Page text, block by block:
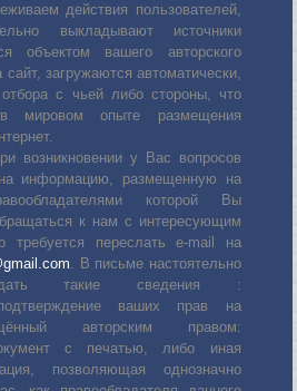
действия пользователей,
выкладывают источники
объектом вашего авторского
загружаются автоматически,
с чьей либо стороны, что
мировом опыте размещения
возникновении у Вас вопросов
информацию, размещенную на
которой Вы
к нам с интересующим
требуется переслать е-mail на
. В письме настоятельно
такие сведения :
ваших прав на
авторским правом:
с печатью, либо иная
позволяющая однозначно